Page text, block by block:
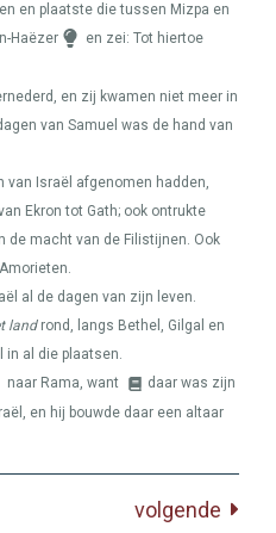
en plaatste die tussen Mizpa en
Haëzer
en zei: Tot hiertoe
en zij kwamen niet meer in
van Samuel was de hand van
van Israël afgenomen hadden,
Ekron tot Gath; ook ontrukte
de macht van de Filistijnen. Ook
al de dagen van zijn leven.
landrond, langs Bethel, Gilgal en
in al die plaatsen.
naar Rama, want
daar was zijn
en hij bouwde daar een altaar
volgende